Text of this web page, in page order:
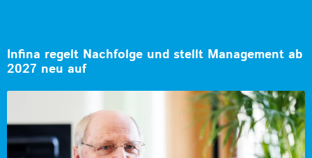
Infina regelt Nachfolge und stellt Management ab
2027 neu auf